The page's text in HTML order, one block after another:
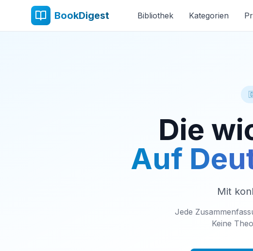
BookDigest Bibliothek Kategorien
Die
Auf
Mit
Jede
Keine